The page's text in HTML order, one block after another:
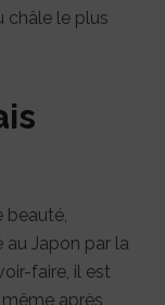
châle le plus
beauté,
Japon par la
faire, il est
après